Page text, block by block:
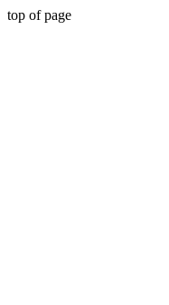
top of page